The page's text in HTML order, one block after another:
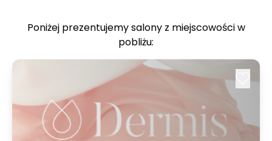
Poniżej prezentujemy salony z miejscowości w
pobliżu: